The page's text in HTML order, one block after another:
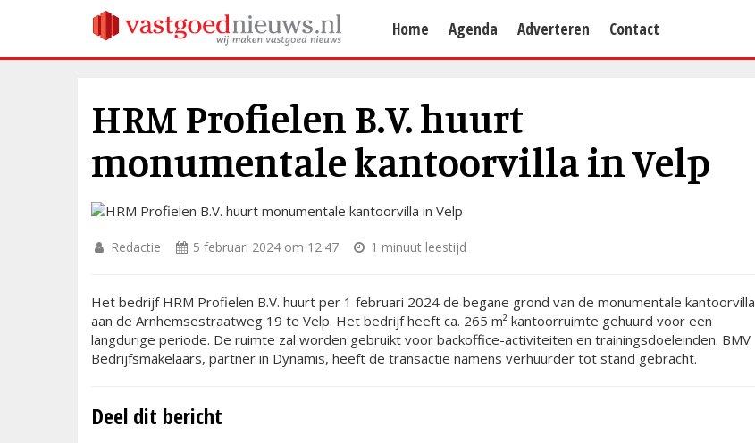
Home Agenda Adverteren Contact
HRM Profielen B.V. huurt
monumentale kantoorvilla in Velp
Redactie 5 februari 2024 om 12:47 1 minuut leestijd
Het bedrijf HRM Profielen B.V. huurt per 1 februari 2024 de begane grond van de monumentale kantoorvilla
aan de Arnhemsestraatweg 19 te Velp. Het bedrijf heeft ca. 265 m² kantoorruimte gehuurd voor een
langdurige periode. De ruimte zal worden gebruikt voor backoffice-activiteiten en trainingsdoeleinden. BMV
Bedrijfsmakelaars, partner in Dynamis, heeft de transactie namens verhuurder tot stand gebracht.
Deel dit bericht